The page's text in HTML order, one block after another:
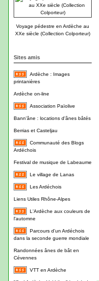
Voyage pédestre en Ardèche au
XXe siècle (Collection Colporteur)
Sites amis
Ardèche : Images
printanières
Ardèche on-line
Association Païolive
Bann'âne : locations d'ânes bâtés
Berrias et Casteljau
Communauté des Blogs
Ardéchois
Festival de musique de Labeaume
Le village de Lanas
Les Ardéchois
Liens Utiles Rhône-Alpes
L'Ardèche aux couleurs de
l'automne
Parcours d'un Ardéchois
dans la seconde guerre mondiale
Randonnées ânes de bât en
Cévennes
VTT en Ardèche